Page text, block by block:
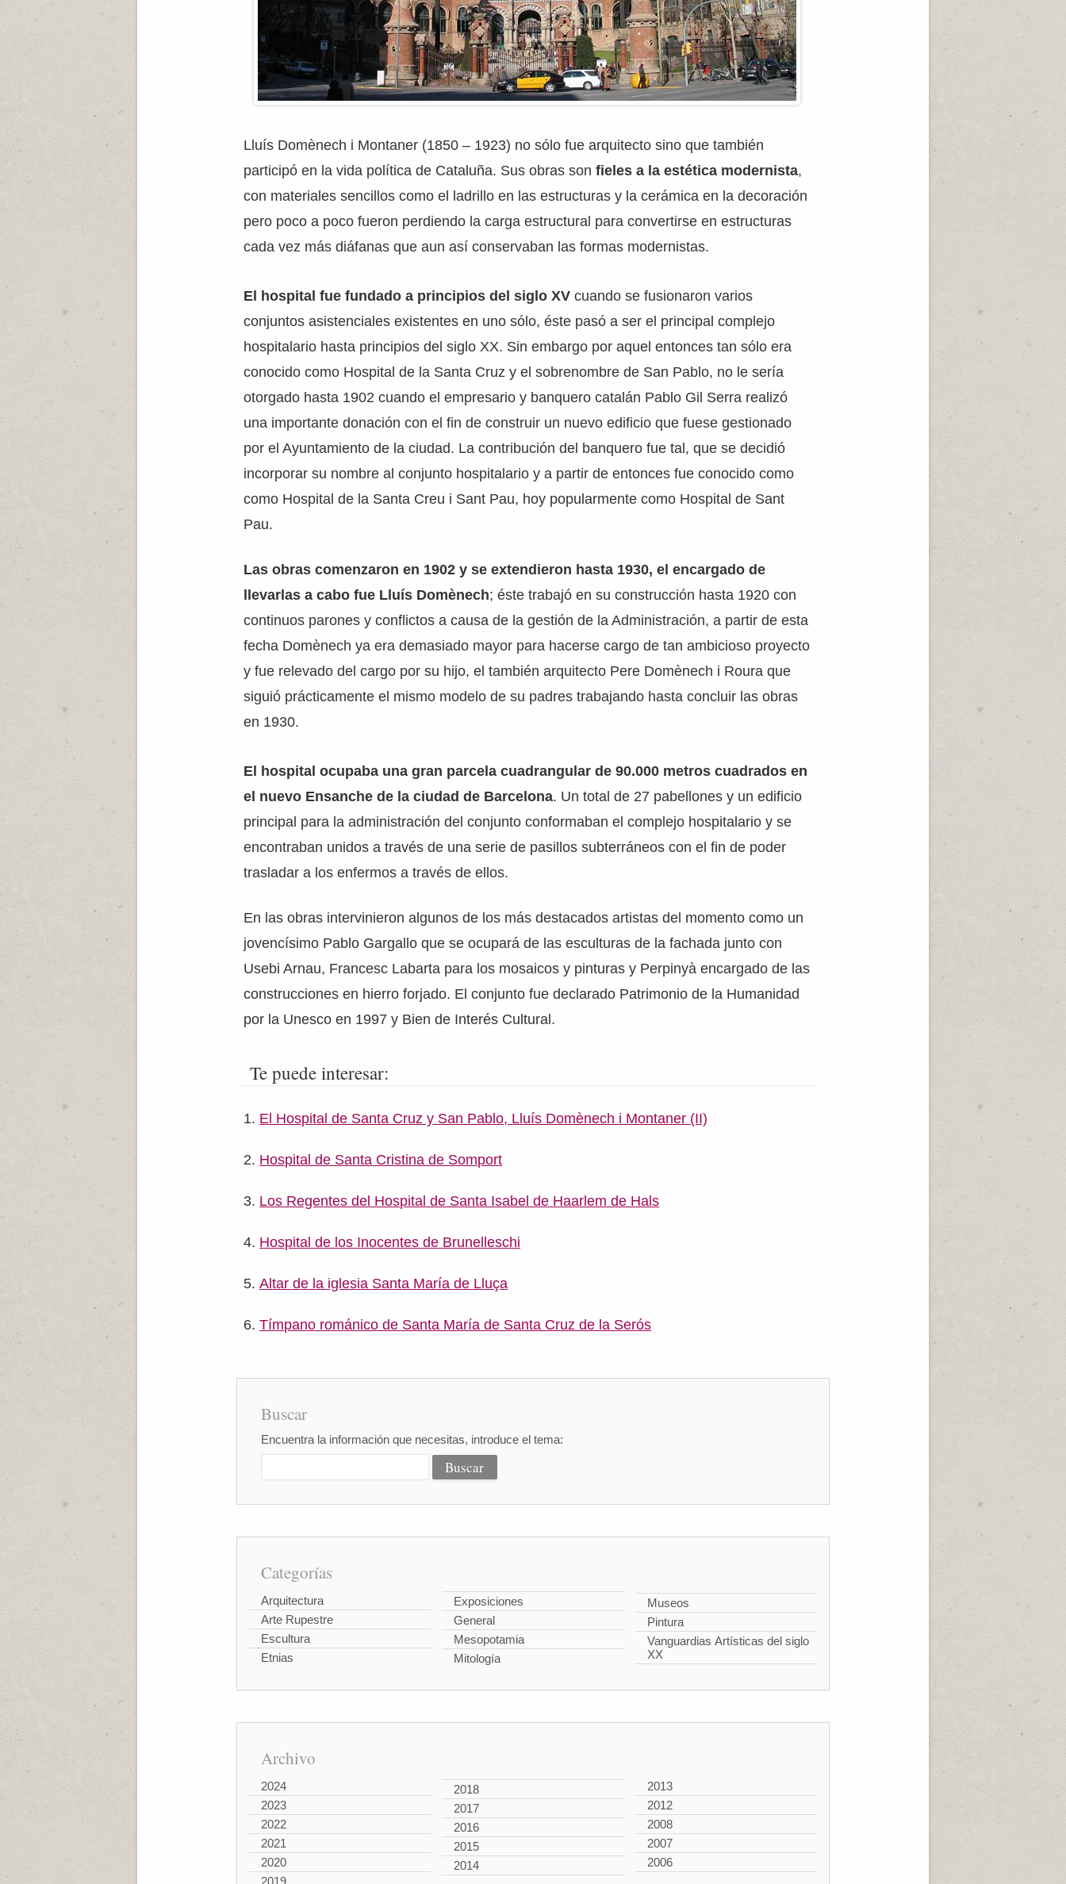
Lluís Domènech i Montaner (1850 – 1923) no sólo fue arquitecto sino que también
participó en la vida política de Cataluña. Sus obras sonfieles a la estética modernista,
con materiales sencillos como el ladrillo en las estructuras y la cerámica en la decoración
pero poco a poco fueron perdiendo la carga estructural para convertirse en estructuras
cada vez más diáfanas que aun así conservaban las formas modernistas.
El hospital fue fundado a principios del siglo XV cuando se fusionaron varios
conjuntos asistenciales existentes en uno sólo, éste pasó a ser el principal complejo
hospitalario hasta principios del siglo XX. Sin embargo por aquel entonces tan sólo era
conocido como Hospital de la Santa Cruz y el sobrenombre de San Pablo, no le sería
otorgado hasta 1902 cuando el empresario y banquero catalán Pablo Gil Serra realizó
una importante donación con el fin de construir un nuevo edificio que fuese gestionado
por el Ayuntamiento de la ciudad. La contribución del banquero fue tal, que se decidió
incorporar su nombre al conjunto hospitalario y a partir de entonces fue conocido como
como Hospital de la Santa Creu i Sant Pau, hoy popularmente como Hospital de Sant
Pau.
Las obras comenzaron en 1902 y se extendieron hasta 1930, el encargado de
llevarlas a cabo fue Lluís Domènech; éste trabajó en su construcción hasta 1920 con
continuos parones y conflictos a causa de la gestión de la Administración, a partir de esta
fecha Domènech ya era demasiado mayor para hacerse cargo de tan ambicioso proyecto
y fue relevado del cargo por su hijo, el también arquitecto Pere Domènech i Roura que
siguió prácticamente el mismo modelo de su padres trabajando hasta concluir las obras
en 1930.
El hospital ocupaba una gran parcela cuadrangular de 90.000 metros cuadrados en
el nuevo Ensanche de la ciudad de Barcelona. Un total de 27 pabellones y un edificio
principal para la administración del conjunto conformaban el complejo hospitalario y se
encontraban unidos a través de una serie de pasillos subterráneos con el fin de poder
trasladar a los enfermos a través de ellos.
En las obras intervinieron algunos de los más destacados artistas del momento como un
jovencísimo Pablo Gargallo que se ocupará de las esculturas de la fachada junto con
Usebi Arnau, Francesc Labarta para los mosaicos y pinturas y Perpinyà encargado de las
construcciones en hierro forjado. El conjunto fue declarado Patrimonio de la Humanidad
por la Unesco en 1997 y Bien de Interés Cultural.
Te puede interesar:
El Hospital de Santa Cruz y San Pablo, Lluís Domènech i Montaner (II)
Hospital de Santa Cristina de Somport
Los Regentes del Hospital de Santa Isabel de Haarlem de Hals
Hospital de los Inocentes de Brunelleschi
Altar de la iglesia Santa María de Lluça
Tímpano románico de Santa María de Santa Cruz de la Serós
Buscar
Encuentra la información que necesitas, introduce el tema:
Categorías
Arquitectura
Arte Rupestre
Escultura
Etnias
Exposiciones
General
Mesopotamia
Mitología
Museos
Pintura
Vanguardias Artísticas del siglo
XX
Archivo
2024
2023
2022
2021
2020
2019
2018
2017
2016
2015
2014
2013
2012
2008
2007
2006